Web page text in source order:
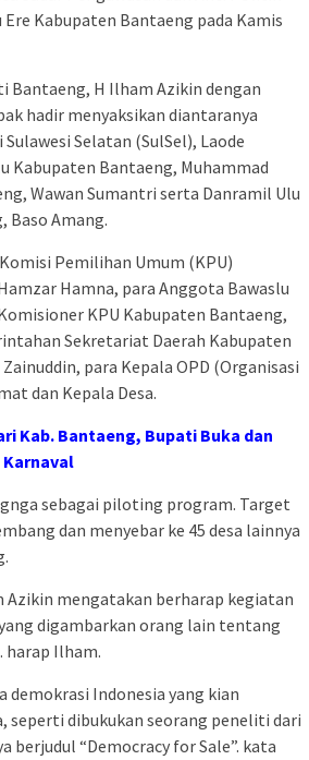
Kabupaten Bantaeng pada Kamis
Bantaeng, H Ilham Azikin dengan
hadir menyaksikan diantaranya
Selatan (SulSel), Laode
Kabupaten Bantaeng, Muhammad
Wawan Sumantri serta Danramil Ulu
Baso Amang.
Pemilihan Umum (KPU)
Hamna, para Anggota Bawaslu
KPU Kabupaten Bantaeng,
Sekretariat Daerah Kabupaten
para Kepala OPD (Organisasi
dan Kepala Desa.
Kab. Bantaeng, Bupati Buka dan
Karnaval
sebagai piloting program. Target
dan menyebar ke 45 desa lainnya
mengatakan berharap kegiatan
digambarkan orang lain tentang
harap Ilham.
demokrasi Indonesia yang kian
seperti dibukukan seorang peneliti dari
berjudul “Democracy for Sale”. kata